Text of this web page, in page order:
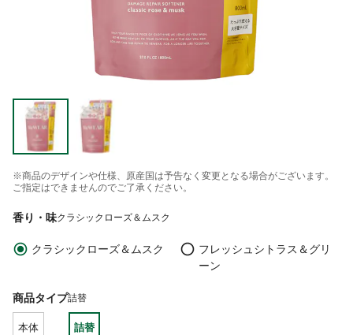
※商品のデザインや仕様、原産国は予告なく変更となる場合がございます。
ご指定はできませんのでご了承ください。
香り・味クラシックローズ＆ムスク
クラシックローズ＆ムスク
フレッシュシトラス＆グリ
ーン
商品タイプ詰替
本体 詰替